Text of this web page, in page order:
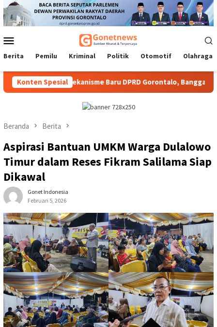
Loncat
ke
konten
Mobile
Berita Pemilu Kriminal Politik Otomotif Olahraga
Konten Spesial
Mekanisme Baru DPRD Gorontalo, Banggar Tampung
Beranda Berita
Aspirasi Bantuan UMKM Warga Dulalowo
Timur dalam Reses Fikram Salilama Siap
Dikawal
Gonet Indonesia
Februari 5, 2026